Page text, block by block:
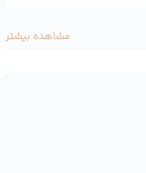
مشاهده بیشتر